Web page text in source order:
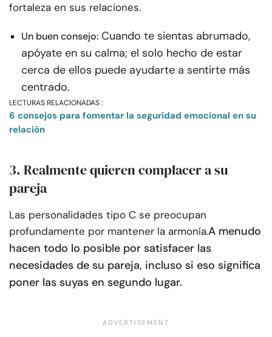
fortaleza en sus relaciones.
Un buen consejo: Cuando te sientas abrumado,
apóyate en su calma; el solo hecho de estar
cerca de ellos puede ayudarte a sentirte más
centrado.
LECTURAS RELACIONADAS :
6 consejos para fomentar la seguridad emocional en su
relación
3. Realmente quieren complacer a su
pareja
Las personalidades tipo C se preocupan
profundamente por mantener la armonía.A menudo
hacen todo lo posible por satisfacer las
necesidades de su pareja, incluso si eso significa
poner las suyas en segundo lugar.